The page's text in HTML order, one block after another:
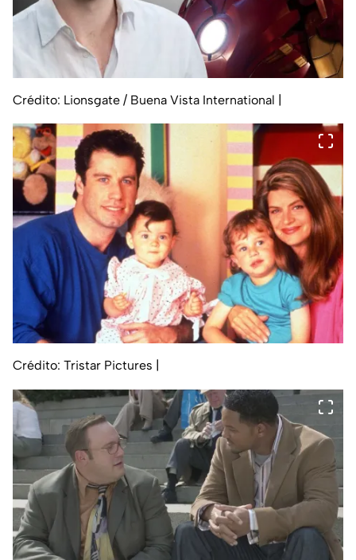
Crédito: Lionsgate / Buena Vista International |
Crédito: Tristar Pictures